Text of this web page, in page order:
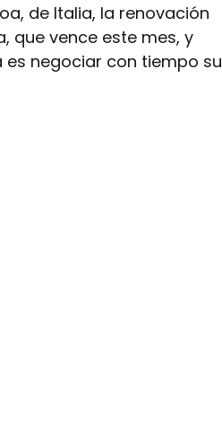
de Italia, la renovación
que vence este mes, y
es negociar con tiempo su